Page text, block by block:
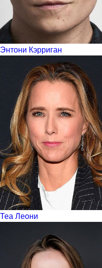
Энтони Кэрриган
Теа Леони